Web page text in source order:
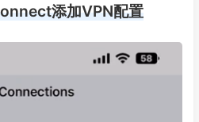
添加VPN配置